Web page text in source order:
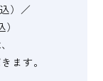
）／
ます。